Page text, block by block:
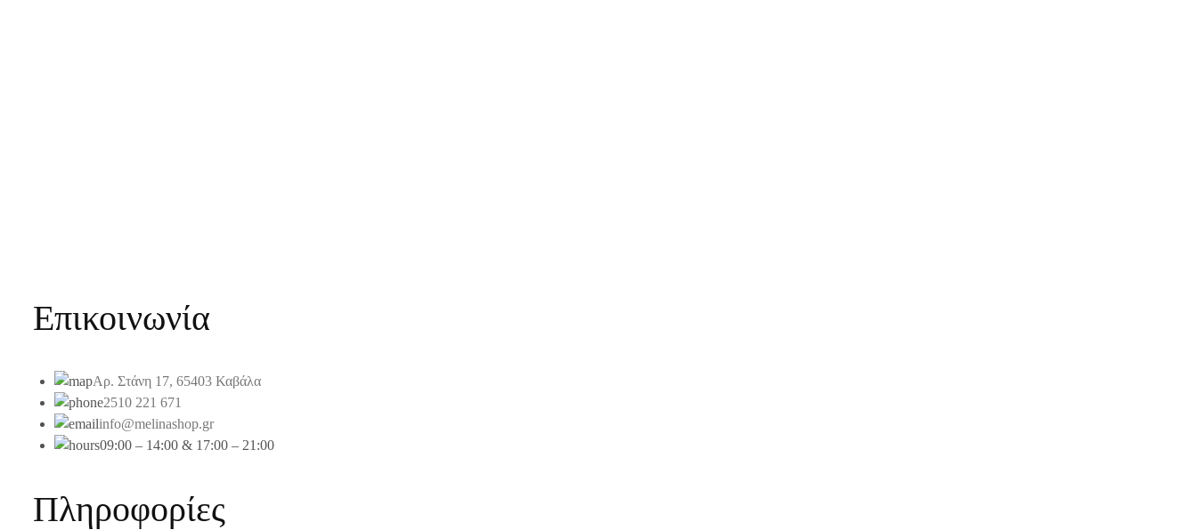
Επικοινωνία
Αρ. Στάνη 17, 65403 Καβάλα
2510 221 671
info@melinashop.gr
09:00 – 14:00 & 17:00 – 21:00
Πληροφορίες